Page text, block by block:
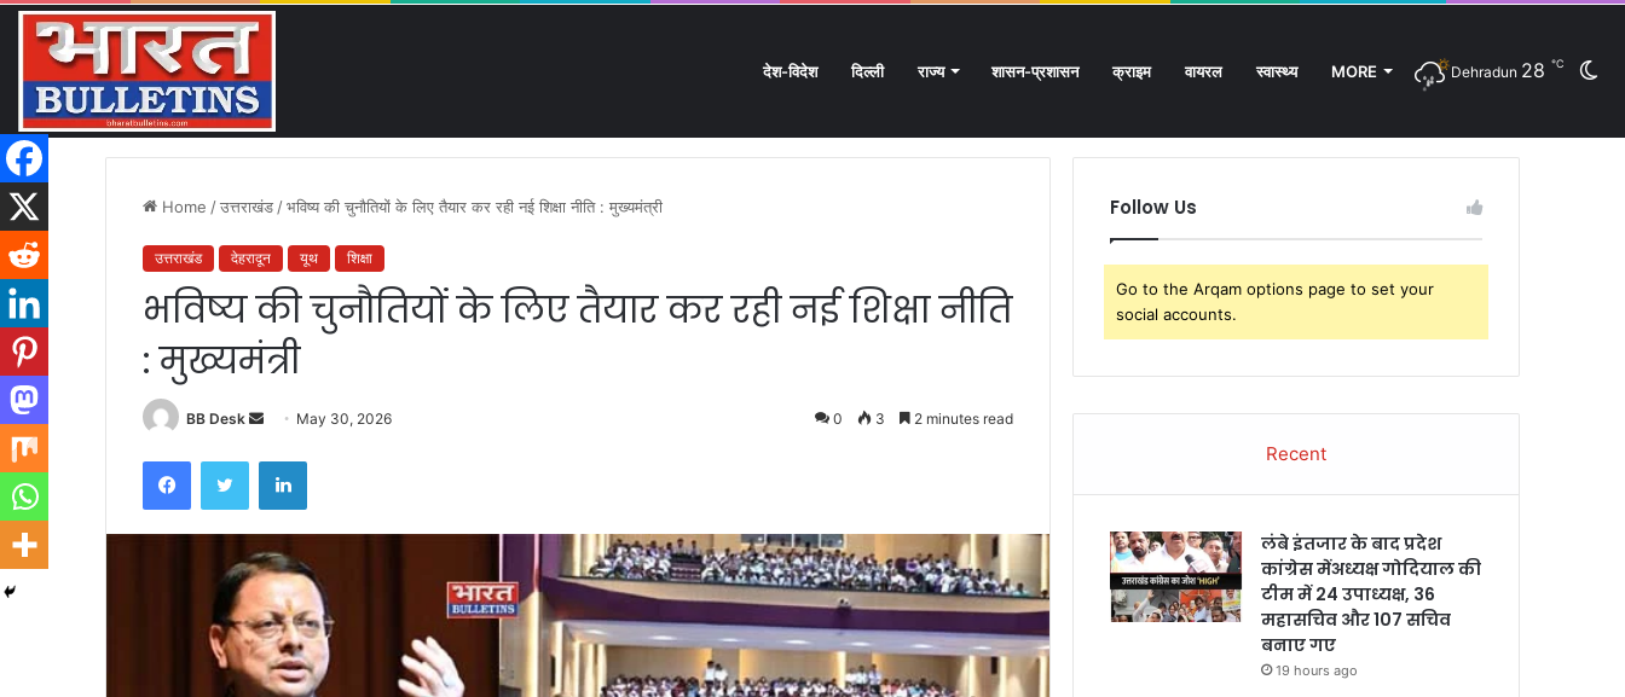
देश-विदेश दिल्ली राज्य शासन-प्रशासन क्राइम वायरल स्वास्थ्य MORE Dehradun 28 ℃
Saturday, August 8 2026 Breaking News
Article
In
Twitter
Facebook
Home /उत्तराखंड /भविष्य की चुनौतियों के लिए तैयार कर रही नई शिक्षा नीति : मुख्यमंत्री
उत्तराखंड देहरादून यूथ शिक्षा
भविष्य की चुनौतियों के लिए तैयार कर रही नई शिक्षा नीति
: मुख्यमंत्री
BB Desk
d
a
n
e
m
a
i
May 30, 2026 0 3 2 minutes read
Follow Us
Go to the Arqam options page to set your
social accounts.
Recent
लंबे इंतजार के बाद प्रदेश
कांग्रेस मेंअध्यक्ष गोदियाल की
टीम में 24 उपाध्यक्ष, 36
महासचिव और 107 सचिव
बनाए गए
19 hours ago